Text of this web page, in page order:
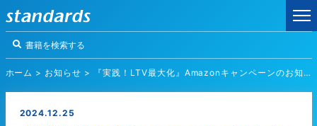
ホーム > お知らせ > 『実践！LTV最大化』Amazonキャンペーンのお知らせ
2024.12.25